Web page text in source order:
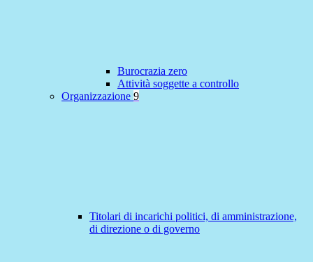
Burocrazia zero
Attività soggette a controllo
Organizzazione 9
Titolari di incarichi politici, di amministrazione,
di direzione o di governo